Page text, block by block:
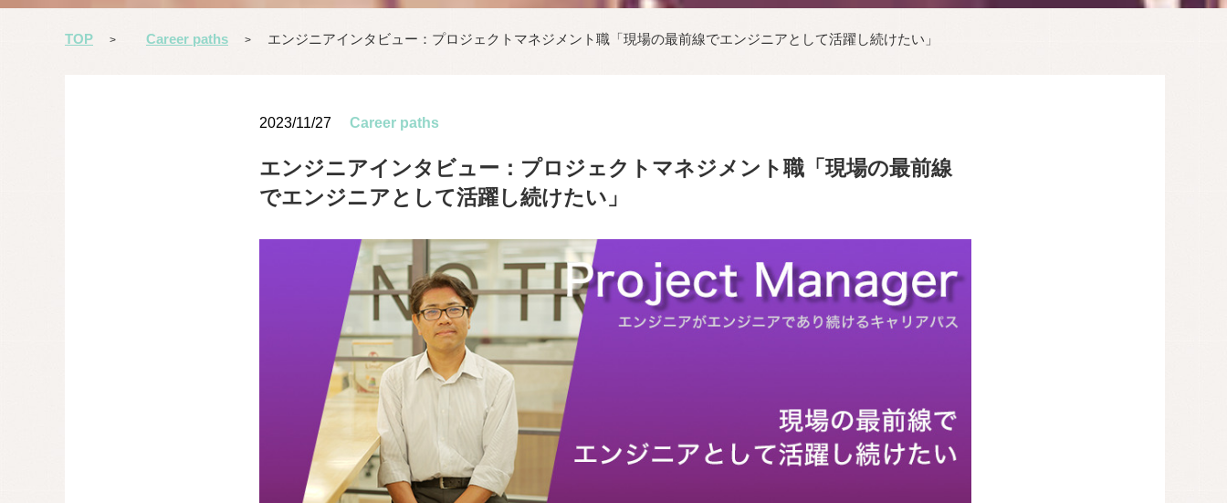
TOP > Career paths > エンジニアインタビュー：プロジェクトマネジメント職「現場の最前線でエンジニアとして活躍し続けたい」
2023/11/27 Career paths
エンジニアインタビュー：プロジェクトマネジメント職「現場の最前線
でエンジニアとして活躍し続けたい」